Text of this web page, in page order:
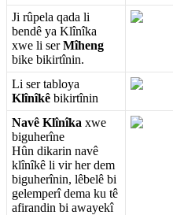
Ji rûpela qada li
bendê ya Klînîka
xwe li ser Mîheng
bike bikirtînin.
Li ser tabloya
Klînîkê bikirtînin
Navê Klînîka xwe
biguherîne
Hûn dikarin navê
klînîkê li vir her dem
biguherînin, lêbelê bi
gelemperî dema ku tê
afirandin bi awayekî